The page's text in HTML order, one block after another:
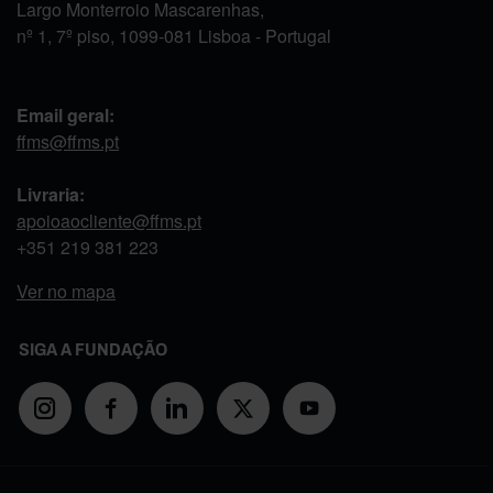
Largo Monterroio Mascarenhas,
nº 1, 7º piso, 1099-081 Lisboa - Portugal
Email geral:
ffms@ffms.pt
Livraria:
apoioaocliente@ffms.pt
+351 219 381 223
Ver no mapa
SIGA A FUNDAÇÃO